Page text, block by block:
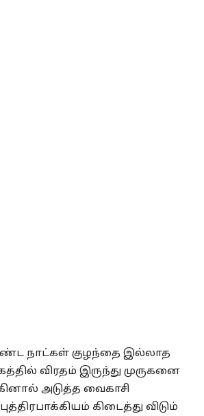
நாட்கள் குழந்தை இல்லாத
விரதம் இருந்து முருகனை
அடுத்த வைகாசி
கிடைத்து விடும்